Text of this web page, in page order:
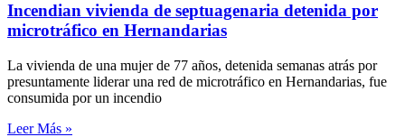
Incendian vivienda de septuagenaria detenida por
microtráfico en Hernandarias
La vivienda de una mujer de 77 años, detenida semanas atrás por
presuntamente liderar una red de microtráfico en Hernandarias, fue
consumida por un incendio
Leer Más »